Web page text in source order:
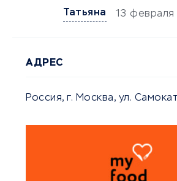
Татьяна
13
АДРЕС
Россия, г. Москва, ул.